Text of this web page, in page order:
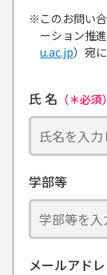
※このお問い
ーション推
u.ac.jp）宛
氏 名 （＊必須）
学部等
メールアド